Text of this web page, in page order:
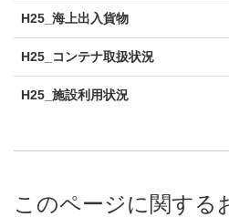
H25_海上出入貨物
H25_コンテナ取扱状況
H25_施設利用状況
このページに関する